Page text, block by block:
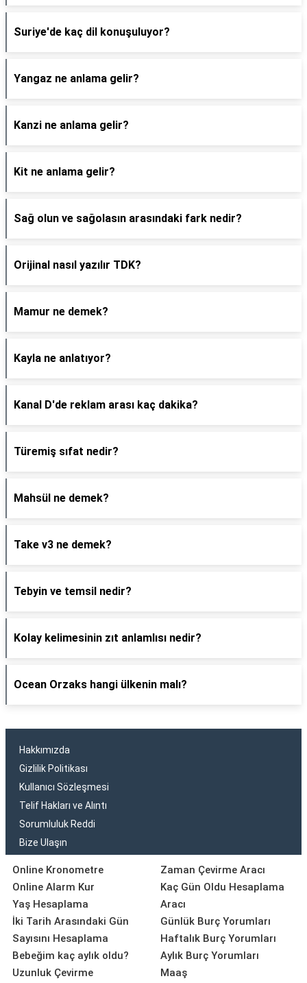
Suriye'de kaç dil konuşuluyor?
Yangaz ne anlama gelir?
Kanzi ne anlama gelir?
Kit ne anlama gelir?
Sağ olun ve sağolasın arasındaki fark nedir?
Orijinal nasıl yazılır TDK?
Mamur ne demek?
Kayla ne anlatıyor?
Kanal D'de reklam arası kaç dakika?
Türemiş sıfat nedir?
Mahsül ne demek?
Take v3 ne demek?
Tebyin ve temsil nedir?
Kolay kelimesinin zıt anlamlısı nedir?
Ocean Orzaks hangi ülkenin malı?
Hakkımızda
Gizlilik Politikası
Kullanıcı Sözleşmesi
Telif Hakları ve Alıntı
Sorumluluk Reddi
Bize Ulaşın
Online Kronometre
Online Alarm Kur
Yaş Hesaplama
İki Tarih Arasındaki Gün
Sayısını Hesaplama
Bebeğim kaç aylık oldu?
Uzunluk Çevirme
Zaman Çevirme Aracı
Kaç Gün Oldu Hesaplama
Aracı
Günlük Burç Yorumları
Haftalık Burç Yorumları
Aylık Burç Yorumları
Maaş